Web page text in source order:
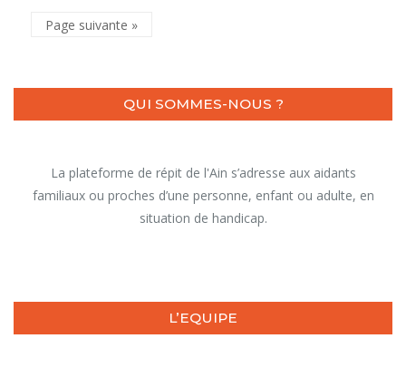
Page suivante »
QUI SOMMES-NOUS ?
La plateforme de répit de l'Ain s’adresse aux aidants
familiaux ou proches d’une personne, enfant ou adulte, en
situation de handicap.
L’EQUIPE